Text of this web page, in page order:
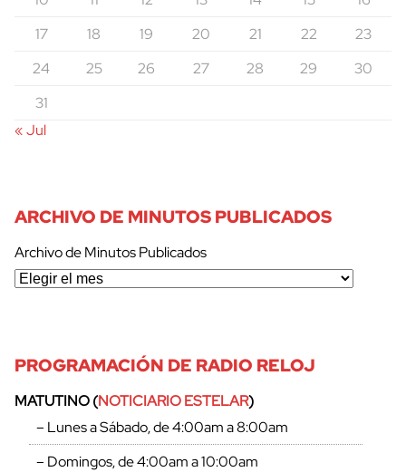
cerrar
17
18 19 20 21 22
23
24
25 26 27 28 29
30
31
« Jul
ARCHIVO DE MINUTOS PUBLICADOS
Archivo de Minutos Publicados
PROGRAMACIÓN DE RADIO RELOJ
MATUTINO (NOTICIARIO ESTELAR)
– Lunes a Sábado, de 4:00am a 8:00am
– Domingos, de 4:00am a 10:00am